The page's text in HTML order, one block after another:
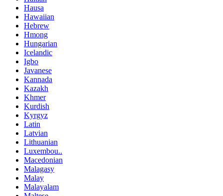
Hausa
Hawaiian
Hebrew
Hmong
Hungarian
Icelandic
Igbo
Javanese
Kannada
Kazakh
Khmer
Kurdish
Kyrgyz
Latin
Latvian
Lithuanian
Luxembou..
Macedonian
Malagasy
Malay
Malayalam